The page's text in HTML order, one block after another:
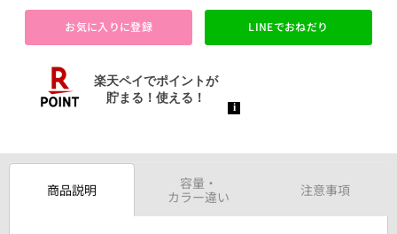
お気に入りに登録 LINEでおねだり
商品説明
容量・
カラー違い
注意事項